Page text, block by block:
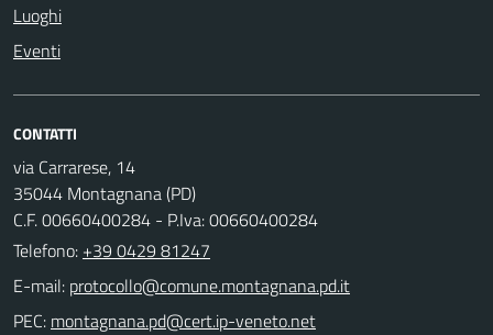
Luoghi
Eventi
CONTATTI
via Carrarese, 14
35044 Montagnana (PD)
C.F. 00660400284 - P.Iva: 00660400284
Telefono: +39 0429 81247
E-mail:
PEC: